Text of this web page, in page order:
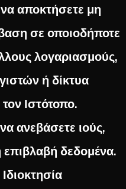
αποκτήσετε μη
σε οποιοδήποτε
λογαριασμούς,
ή δίκτυα
Ιστότοπο.
ανεβάσετε ιούς,
δεδομένα.